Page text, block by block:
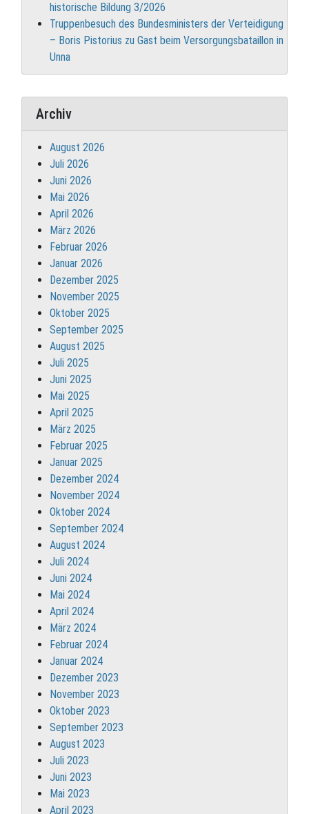
historische Bildung 3/2026
Truppenbesuch des Bundesministers der Verteidigung
– Boris Pistorius zu Gast beim Versorgungsbataillon in
Unna
Archiv
August 2026
Juli 2026
Juni 2026
Mai 2026
April 2026
März 2026
Februar 2026
Januar 2026
Dezember 2025
November 2025
Oktober 2025
September 2025
August 2025
Juli 2025
Juni 2025
Mai 2025
April 2025
März 2025
Februar 2025
Januar 2025
Dezember 2024
November 2024
Oktober 2024
September 2024
August 2024
Juli 2024
Juni 2024
Mai 2024
April 2024
März 2024
Februar 2024
Januar 2024
Dezember 2023
November 2023
Oktober 2023
September 2023
August 2023
Juli 2023
Juni 2023
Mai 2023
April 2023